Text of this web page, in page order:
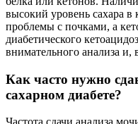
высокий уровень сахара
проблемы с почками, а
диабетического
внимательного анализа
Как часто нужно
сахарном диабете?